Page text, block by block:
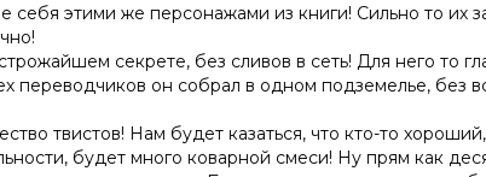
этими же персонажами из книги! Сильно то их
секрете, без сливов в сеть! Для него то
переводчиков он собрал в одном подземелье, без
твистов! Нам будет казаться, что кто-то
будет много коварной смеси! Ну прям как